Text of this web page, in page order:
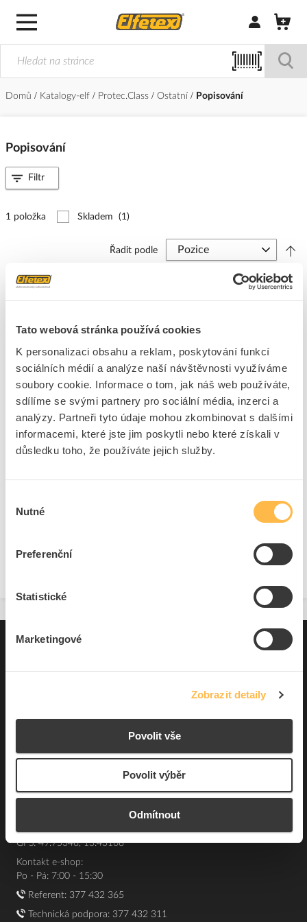
Tato webová stránka používá cookies
K personalizaci obsahu a reklam, poskytování funkcí
sociálních médií a analýze naší návštěvnosti využíváme
soubory cookie. Informace o tom, jak náš web používáte,
sdílíme se svými partnery pro sociální média, inzerci a
analýzy. Partneři tyto údaje mohou zkombinovat s dalšími
informacemi, které jste jim poskytli nebo které získali v
důsledku toho, že používáte jejich služby.
souhlasu
Nutné
Preferenční
Statistické
Marketingové
Zobrazit detaily
Povolit vše
Povolit výběr
Odmítnout
Přihlásit/
Domů Katalogy-elf Protec.Class Ostatní Popisování
Popisování
1 položka Skladem (1)
Řadit podle
Kód ELFETEX
11.561.591
Kód výrobce
05106537
Značka
PROTEC.CLASS
Cena s DPH 179,70 Kč/ks
ks do košíku
Zobrazit
Filtr
Pro zákazníky
Souhrn podmínek
Česká republika
GPS: 49.75348, 13.43168
Kontakt e-shop:
Po - Pá: 7:00 - 15:30
Referent: 377 432 365
Technická podpora: 377 432 311